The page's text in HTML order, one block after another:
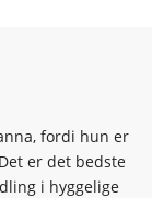
fordi hun er
er det bedste
i hyggelige